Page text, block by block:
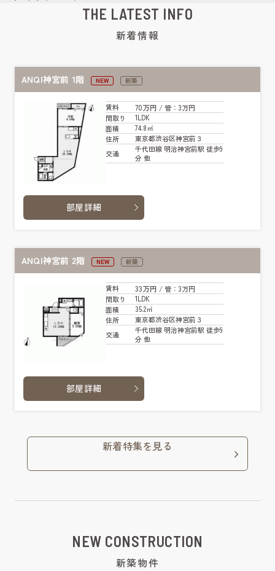
THE LATEST INFO
新着情報
ANQI神宮前 1階 NEW 新築
賃料 70万円 / 管：3万円
間取り
1LDK
面積
74.8㎡
住所
東京都渋谷区神宮前３
交通
千代田線 明治神宮前駅 徒歩9
分 他
部屋詳細
ANQI神宮前 2階 NEW 新築
賃料 33万円 / 管：3万円
間取り
1LDK
面積
35.2㎡
住所
東京都渋谷区神宮前３
交通
千代田線 明治神宮前駅 徒歩9
分 他
部屋詳細
新着特集を見る
NEW CONSTRUCTION
新築物件